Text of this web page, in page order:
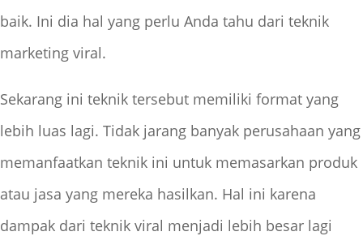
baik. Ini dia hal yang perlu Anda tahu dari teknik
marketing viral.
Sekarang ini teknik tersebut memiliki format yang
lebih luas lagi. Tidak jarang banyak perusahaan yang
memanfaatkan teknik ini untuk memasarkan produk
atau jasa yang mereka hasilkan. Hal ini karena
dampak dari teknik viral menjadi lebih besar lagi